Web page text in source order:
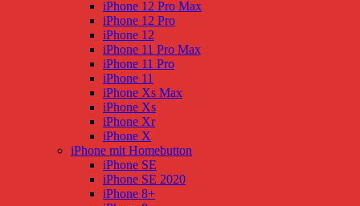
iPhone 12 Pro Max
iPhone 12 Pro
iPhone 12
iPhone 11 Pro Max
iPhone 11 Pro
iPhone 11
iPhone Xs Max
iPhone Xs
iPhone Xr
iPhone X
iPhone mit Homebutton
iPhone SE
iPhone SE 2020
iPhone 8+